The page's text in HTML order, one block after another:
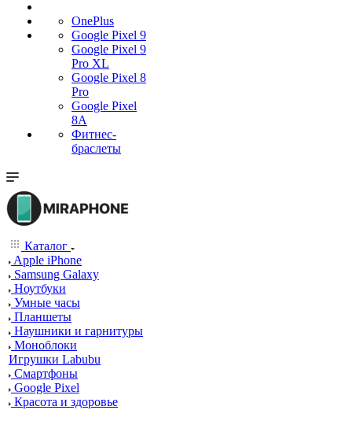
OnePlus
Google Pixel 9
Google Pixel 9
Pro XL
Google Pixel 8
Pro
Google Pixel
8A
Фитнес-
браслеты
Каталог
Apple iPhone
Samsung Galaxy
Ноутбуки
Умные часы
Планшеты
Наушники и гарнитуры
Моноблоки
Игрушки Labubu
Смартфоны
Google Pixel
Красота и здоровье